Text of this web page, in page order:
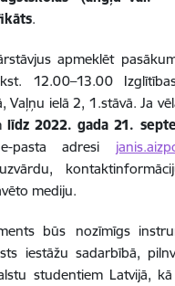
.
apmeklēt
12.00–13.00
Vaļņu ielā 2, 1.stāvā. Ja
līdz 2022. gada 21.
pasta adresi
mediju.
būs
nozīmīgs
iestāžu sadarbībā,
studentiem Latvijā,